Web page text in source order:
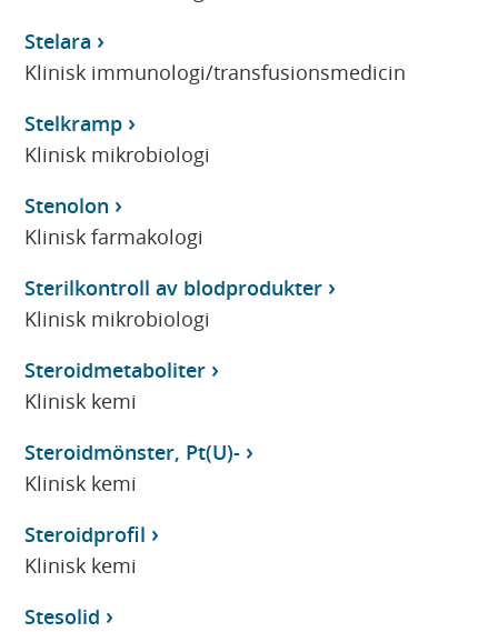
Stelara
Klinisk immunologi/transfusionsmedicin
Stelkramp
Klinisk mikrobiologi
Stenolon
Klinisk farmakologi
Sterilkontroll av blodprodukter
Klinisk mikrobiologi
Steroidmetaboliter
Klinisk kemi
Steroidmönster, Pt(U)-
Klinisk kemi
Steroidprofil
Klinisk kemi
Stesolid